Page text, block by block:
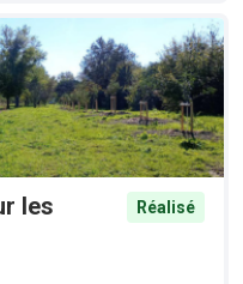
les
Réalisé